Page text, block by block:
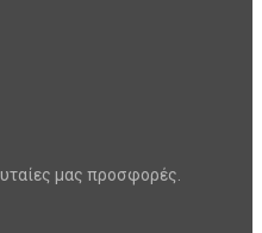
μας προσφορές.